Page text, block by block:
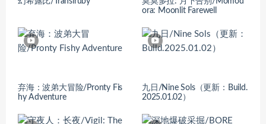
ora: Moonlit Farewell
弃海：波弟大冒险/Pronty Fis
hy Adventure
九日/Nine Sols（更新：Build.
2025.01.02）